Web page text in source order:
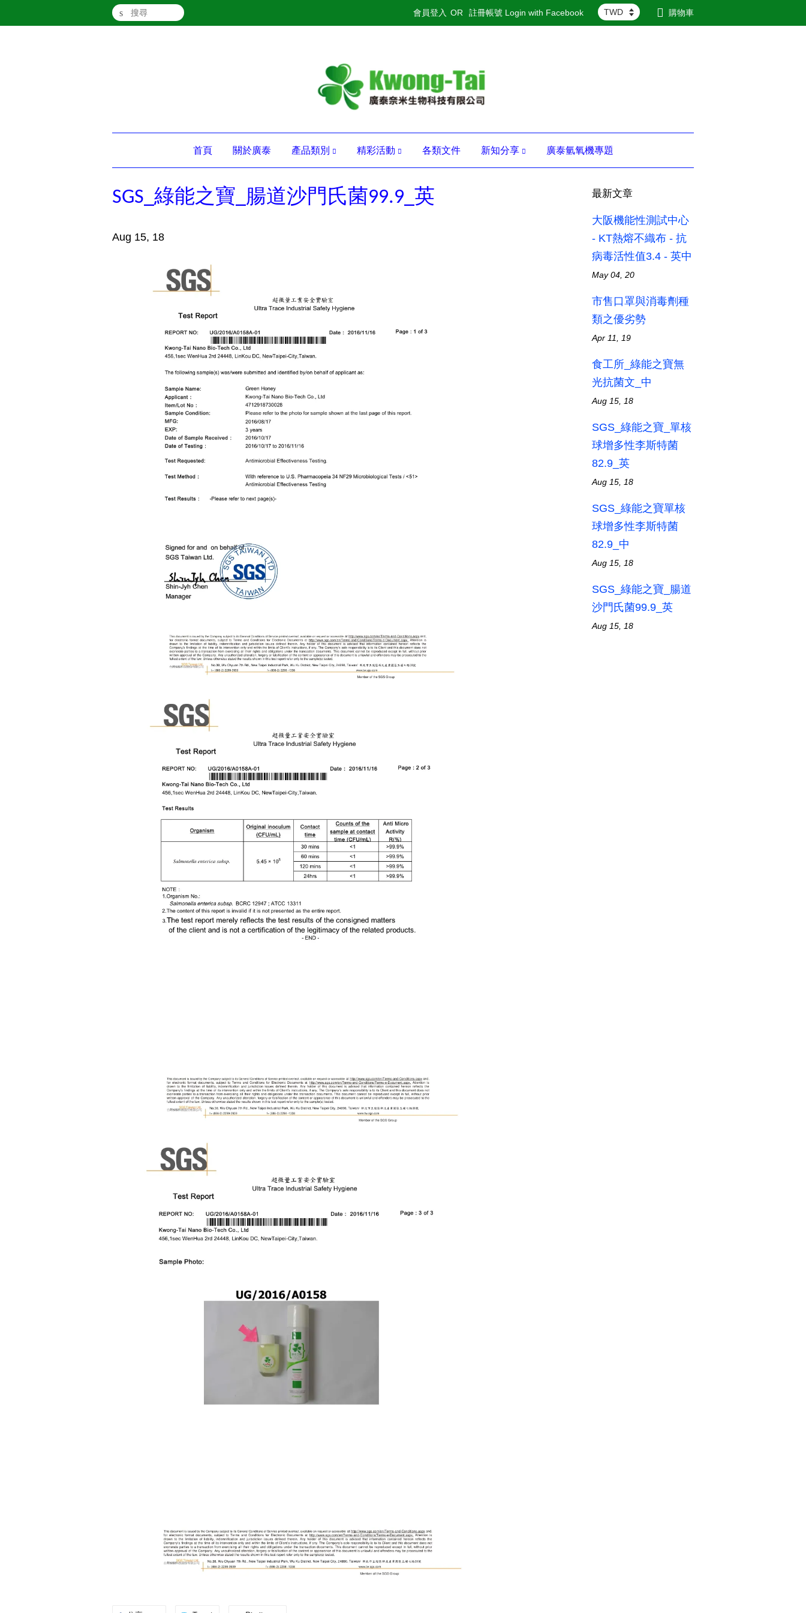
搜尋 會員登入 OR 註冊帳號 Login with Facebook 購物車
首頁 關於廣泰 產品類別 精彩活動 各類文件 新知分享 廣泰氫氧機專題
SGS_綠能之寶_腸道沙門氏菌99.9_英
Aug 15, 18
最新文章
大阪機能性測試中心
- KT熱熔不織布 - 抗
病毒活性值3.4 - 英中
May 04, 20
市售口罩與消毒劑種
類之優劣勢
Apr 11, 19
食工所_綠能之寶無
光抗菌文_中
Aug 15, 18
SGS_綠能之寶_單核
球增多性李斯特菌
82.9_英
Aug 15, 18
SGS_綠能之寶單核
球增多性李斯特菌
82.9_中
Aug 15, 18
SGS_綠能之寶_腸道
沙門氏菌99.9_英
Aug 15, 18